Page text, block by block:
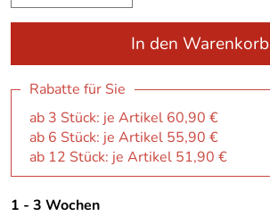
In den Warenkorb
Rabatte für Sie
ab 3 Stück: je Artikel 60,90 €
ab 6 Stück: je Artikel 55,90 €
ab 12 Stück: je Artikel 51,90 €
1 - 3 Wochen